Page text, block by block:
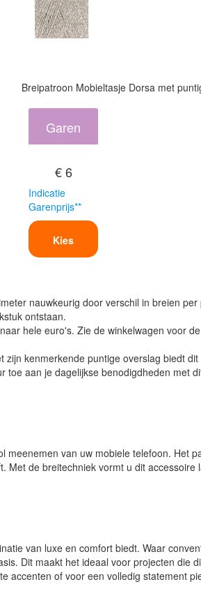
Breipatroon Mobieltasje Dorsa met
Garen
€ 6
Indicatie
Garenprijs**
Kies
nauwkeurig door verschil in breien
ontstaan.
hele euro's. Zie de winkelwagen voor
kenmerkende puntige overslag biedt
aan je dagelijkse benodigdheden met
van uw mobiele telefoon. Het
de breitechniek vormt u dit
van luxe en comfort biedt. Waar
Dit maakt het ideaal voor projecten die
accenten of voor een volledig statement